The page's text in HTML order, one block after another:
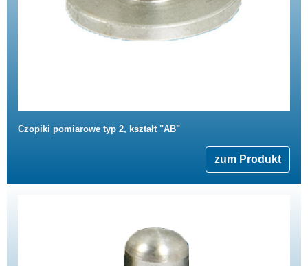
Czopiki pomiarowe typ 2, kształt "AB"
zum Produkt